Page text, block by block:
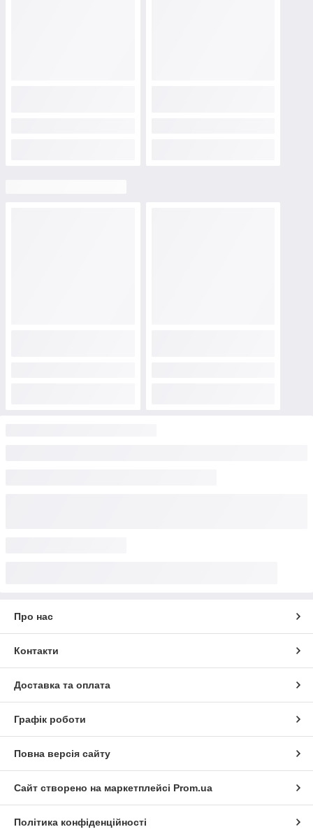
Про нас
Контакти
Доставка та оплата
Графік роботи
Повна версія сайту
Сайт створено на маркетплейсі Prom.ua
Політика конфіденційності